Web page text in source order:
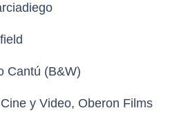
Cantú (B&W)
y Video, Oberon Films